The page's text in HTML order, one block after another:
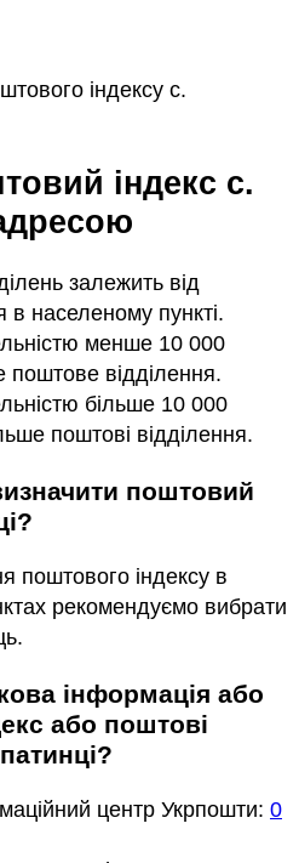
індексу с.
залежить від
в населеному пункті.
менше 10 000
поштове відділення.
більше 10 000
поштові відділення.
поштового індексу в
рекомендуємо вибрати
або поштові
центр Укрпошти: 0